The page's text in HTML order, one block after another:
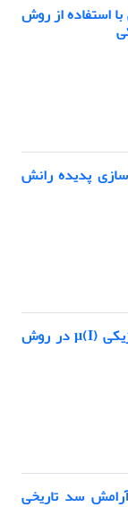
استفاده از روش
پدیده رانش
مدل‌سازی جریان دانه‌ای به کمک مدل رئولوژیکی μ(I) در روش
سد تاریخی